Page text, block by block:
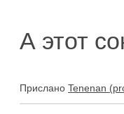
А этот
Прислано Tenenan